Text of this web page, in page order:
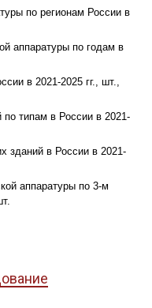
по регионам России в
аппаратуры по годам в
в 2021-2025 гг., шт.,
типам в России в 2021-
зданий в России в 2021-
аппаратуры по 3-м